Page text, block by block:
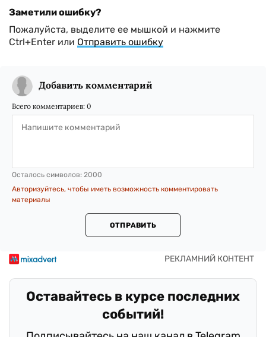
Заметили ошибку?
Пожалуйста, выделите ее мышкой и нажмите
Ctrl+Enter или Отправить ошибку
Добавить комментарий
Всего комментариев: 0
Осталось символов: 2000
Авторизуйтесь, чтобы иметь возможность комментировать
материалы
ОТПРАВИТЬ
Оставайтесь в курсе последних
событий!